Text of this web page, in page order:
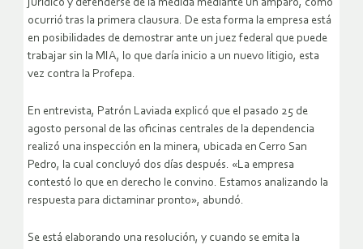
jurídico y defenderse de la medida mediante un amparo, como
ocurrió tras la primera clausura. De esta forma la empresa está
en posibilidades de demostrar ante un juez federal que puede
trabajar sin la MIA, lo que daría inicio a un nuevo litigio, esta
vez contra la Profepa.
En entrevista, Patrón Laviada explicó que el pasado 25 de
agosto personal de las oficinas centrales de la dependencia
realizó una inspección en la minera, ubicada en Cerro San
Pedro, la cual concluyó dos días después. «La empresa
contestó lo que en derecho le convino. Estamos analizando la
respuesta para dictaminar pronto», abundó.
Se está elaborando una resolución, y cuando se emita la